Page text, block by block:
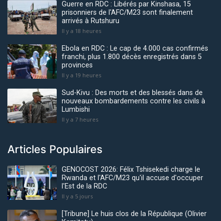
Guerre en RDC : Libérés par Kinshasa, 15
prisonniers de l'AFC/M23 sont finalement
arrivés à Rutshuru
Il y a 18 heures
Ebola en RDC : Le cap de 4.000 cas confirmés
franchi, plus 1.800 décès enregistrés dans 5
provinces
Il y a 19 heures
Sud-Kivu : Des morts et des blessés dans de
nouveaux bombardements contre les civils à
Lumbishi
Il y a 7 heures
Articles Populaires
GENOCOST 2026: Félix Tshisekedi charge le
Rwanda et l'AFC/M23 qu'il accuse d'occuper
l'Est de la RDC
Il y a 5 jours
[Tribune] Le huis clos de la République (Olivier